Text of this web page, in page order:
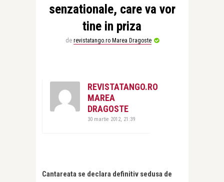
senzationale, care va vor
tine in priza
de revistatango.ro Marea Dragoste
REVISTATANGO.RO
MAREA
DRAGOSTE
30 martie 2012, 21:39
Cantareata se declara definitiv sedusa de